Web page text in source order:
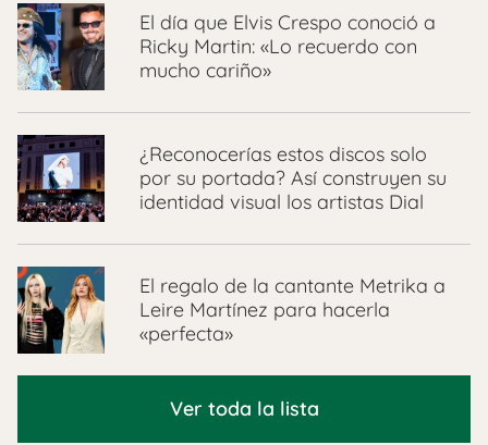
El día que Elvis Crespo conoció a
Ricky Martin: «Lo recuerdo con
mucho cariño»
¿Reconocerías estos discos solo
por su portada? Así construyen su
identidad visual los artistas Dial
El regalo de la cantante Metrika a
Leire Martínez para hacerla
«perfecta»
Ver toda la lista